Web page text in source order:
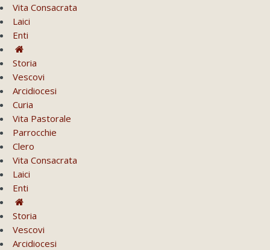
Vita Consacrata
Laici
Enti
Storia
Vescovi
Arcidiocesi
Curia
Vita Pastorale
Parrocchie
Clero
Vita Consacrata
Laici
Enti
Storia
Vescovi
Arcidiocesi